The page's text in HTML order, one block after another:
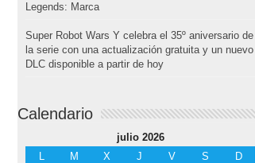
Legends: Marca
Super Robot Wars Y celebra el 35º aniversario de
la serie con una actualización gratuita y un nuevo
DLC disponible a partir de hoy
Calendario
julio 2026
L
M X J V S D